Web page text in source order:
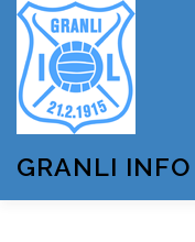
innhold
GRANLI INFO